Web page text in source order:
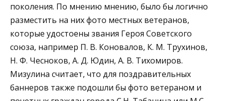
поколения. По мнению мнению, было бы логично
разместить на них фото местных ветеранов,
которые удостоены звания Героя Советского
союза, например П. В. Коновалов, К. М. Трухинов,
Н. Ф. Чесноков, А. Д. Юдин, А. В. Тихомиров.
Мизулина считает, что для поздравительных
баннеров также подошли бы фото ветераном и